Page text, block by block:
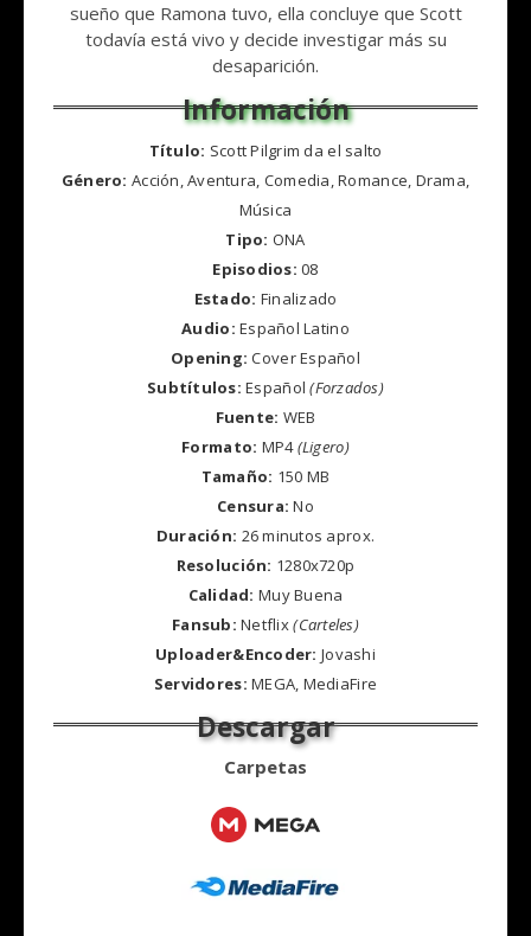
sueño que Ramona tuvo, ella concluye que Scott
todavía está vivo y decide investigar más su
desaparición.
Título: Scott Pilgrim da el salto
Género: Acción, Aventura, Comedia, Romance, Drama,
Música
Tipo: ONA
Episodios:08
Estado: Finalizado
Audio:Español Latino
Opening:Cover Español
Subtítulos:Español(Forzados)
Fuente: WEB
Formato: MP4(Ligero)
Tamaño: 150 MB
Censura:No
Duración: 26 minutos aprox.
Resolución: 1280x720p
Calidad: Muy Buena
Fansub:Netflix(Carteles)
Uploader&Encoder: Jovashi
Servidores: MEGA, MediaFire
Carpetas